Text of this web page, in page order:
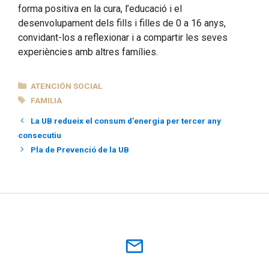
forma positiva en la cura, l’educació i el
desenvolupament dels fills i filles de 0 a 16 anys,
convidant-los a reflexionar i a compartir les seves
experiències amb altres famílies.
CATEGORÍAS
ATENCIÓN SOCIAL
ETIQUETAS
FAMILIA
La UB redueix el consum d’energia per tercer any
consecutiu
Pla de Prevenció de la UB
mail_outline